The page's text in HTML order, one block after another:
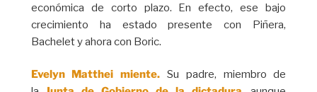
económica de corto plazo. En efecto, ese bajo
crecimiento ha estado presente con Piñera,
Bachelet y ahora con Boric.
Evelyn Matthei miente. Su padre, miembro de